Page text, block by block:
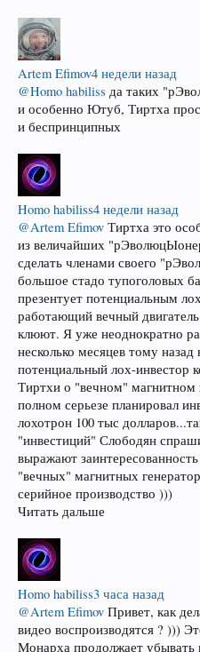
Artem Efimov4 недели назад
@Homo habiliss да таких
и особенно Ютуб, Тиртха
и беспринципных
Homo habiliss4 недели назад
@Artem Efimov Тиртха это
из величайших
сделать членами своего
большое стадо тупоголовых
презентует потенциальным
работающий вечный
клюют. Я уже неоднократно
несколько месяцев тому
потенциальный лох-инвестор
Тиртхи о "вечном" магнитном
полном серьезе планировал
лохотрон 100 тыс
"инвестиций" Слободян
выражают
"вечных" магнитных
серийное производство )))
Читать дальше
Homo habiliss3 часа назад
@Artem Efimov Привет, как
видео воспроизводятся ? )))
Монарха продолжает убывать